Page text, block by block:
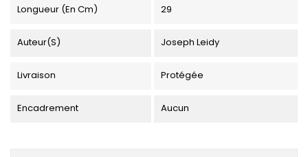
Longueur (en Cm) 29
Auteur(s) Joseph Leidy
Livraison Protégée
Encadrement Aucun